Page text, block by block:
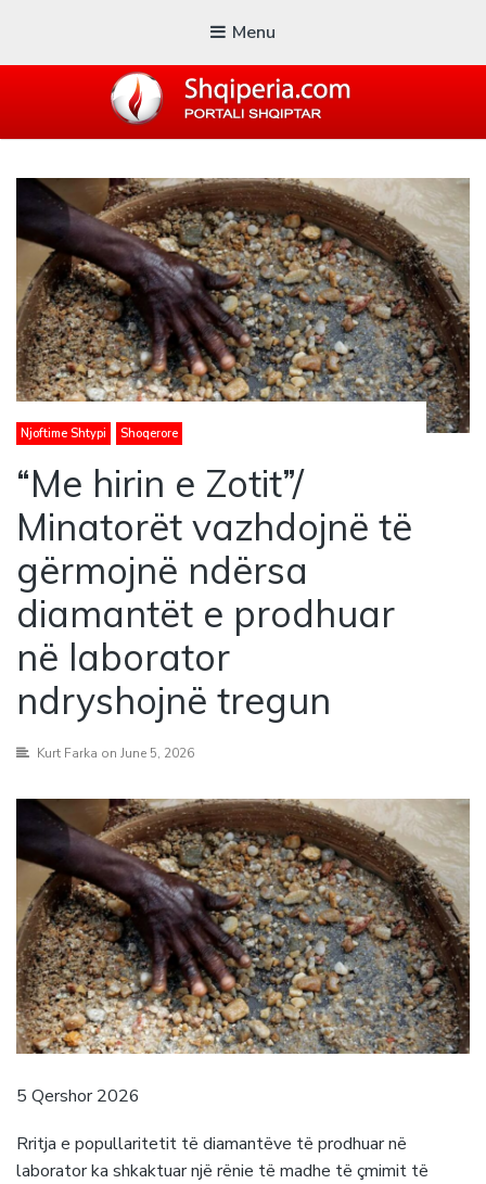
Menu
Blogu i ShqiperiaCom
Njoftime Shtypi Shoqerore
“Me hirin e Zotit”/
Minatorët vazhdojnë të
gërmojnë ndërsa
diamantët e prodhuar
në laborator
ndryshojnë tregun
Kurt Farka on June 5, 2026
5 Qershor 2026
Rritja e popullaritetit të diamantëve të prodhuar në
laborator ka shkaktuar një rënie të madhe të çmimit të